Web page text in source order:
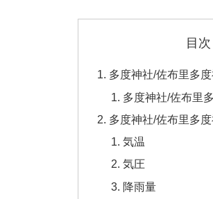
目次
多度神社/佐布里多
多度神社/佐布里
多度神社/佐布里多
気温
気圧
降雨量